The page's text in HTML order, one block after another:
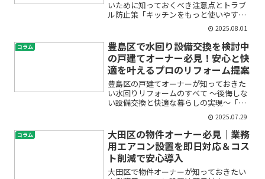
いために知っておくべき注意点とトラブ
ル防止策「キッチンをもっと使いやすく
したい」「古くなってきたから新しくし
たい」――中央区で戸建てにお住まいの
方がキッチン工事を考える理由はさまざ
まです。しかし、いざリフ...
2025.08.01
コラム
豊島区で水回り設備交換を検討中
の戸建てオーナー必見！安心と快
適を叶えるプロのリフォーム提案
豊島区の戸建てオーナーが知っておきた
い水回りリフォームのすべて 〜後悔しな
い設備交換と快適な暮らしの実現〜「最
近、水回りの老朽化が気になる」「キッ
チンやお風呂、トイレの使い勝手が悪く
なってきた」「どこに相談したらいいか
分からない」——豊島区...
2025.07.29
コラム
大田区の物件オーナー必見｜業務
用エアコン設置を即日対応＆コス
ト削減で安心導入
大田区で物件オーナーが知っておきたい